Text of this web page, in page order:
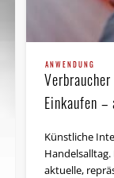
ANWENDUNG
Einkaufen
Künstliche
Handelsalltag.
aktuelle,